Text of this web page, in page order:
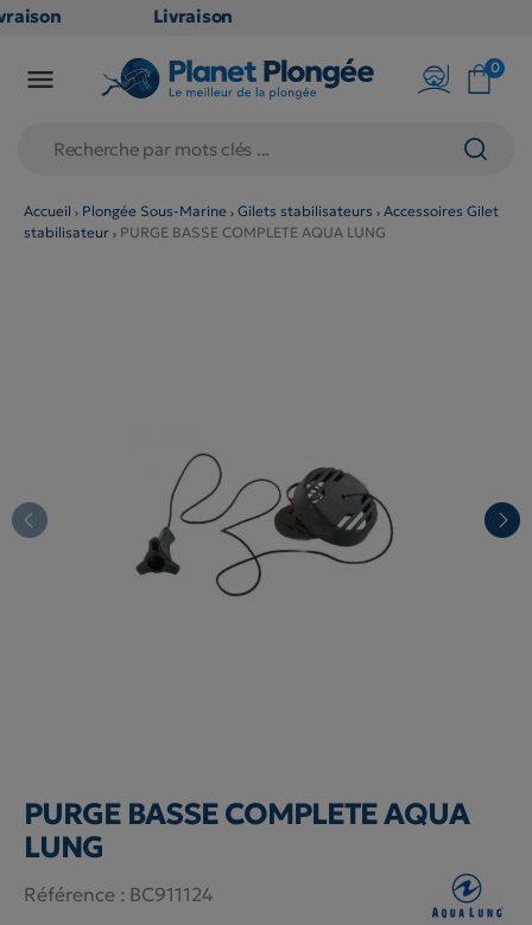
Livraison
en point
79€
(hors
produits
 0
Accueil Plongée Sous-Marine Gilets stabilisateurs
Accessoires Gilet
stabilisateur
PURGE BASSE COMPLETE AQUA LUNG
PURGE BASSE COMPLETE AQUA
LUNG
Référence : BC911124